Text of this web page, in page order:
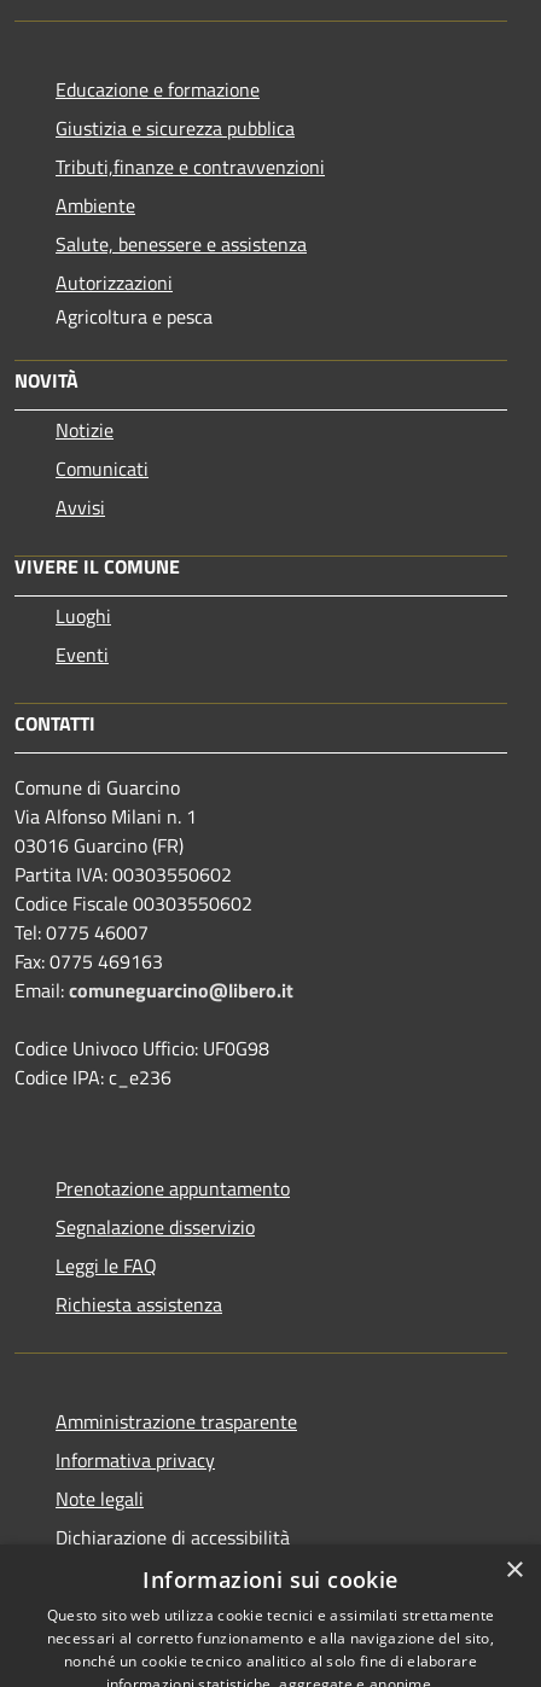
Educazione e formazione
Giustizia e sicurezza pubblica
Tributi,finanze e contravvenzioni
Ambiente
Salute, benessere e assistenza
Autorizzazioni
Agricoltura e pesca
NOVITÀ
Notizie
Comunicati
Avvisi
VIVERE IL COMUNE
Luoghi
Eventi
CONTATTI
Comune di Guarcino
Via Alfonso Milani n. 1
03016 Guarcino (FR)
Partita IVA: 00303550602
Codice Fiscale 00303550602
Tel: 0775 46007
Fax: 0775 469163
Email:comuneguarcino@libero.it
Codice Univoco Ufficio: UF0G98
Codice IPA: c_e236
Prenotazione appuntamento
Segnalazione disservizio
Leggi le FAQ
Richiesta assistenza
Amministrazione trasparente
Informativa privacy
Note legali
Dichiarazione di accessibilità
Copyright © 2026 • Comune di
×
Informazioni sui cookie
Questo sito web utilizza cookie tecnici e assimilati strettamente
necessari al corretto funzionamento e alla navigazione del sito,
nonché un cookie tecnico analitico al solo fine di elaborare